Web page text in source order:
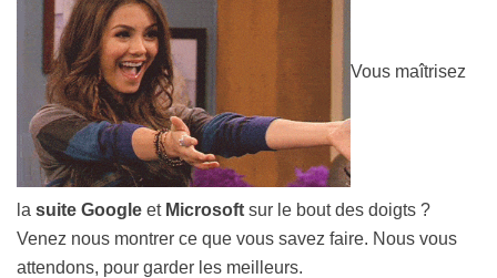
Vous maîtrisez
la suite Google et Microsoft sur le bout des doigts ?
Venez nous montrer ce que vous savez faire. Nous vous
attendons, pour garder les meilleurs.